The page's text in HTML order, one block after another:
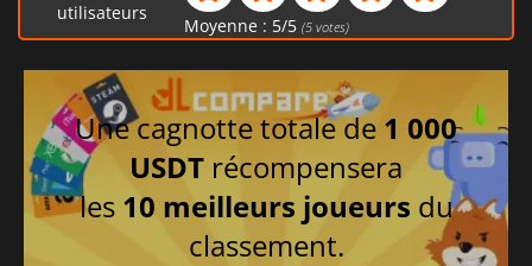
Tchèque
Polonais
Russe
Turc
utilisateurs
Moyenne : 5/5 (5votes)
Une cagnotte totale de 1 000
USDT récompensera
les 10 meilleurs joueurs du
classement.